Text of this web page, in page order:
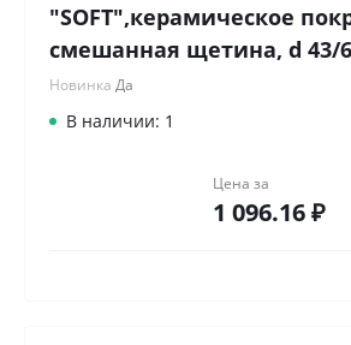
"SOFT",керамическое
смешанная щетина, d 43/
Новинка Да
В наличии: 1
Цена за
1 096.16 ₽